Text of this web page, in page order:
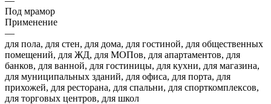
Под мрамор
Применение
—
для пола, для стен, для дома, для гостиной, для общественных
помещений, для ЖД, для МОПов, для апартаментов, для
банков, для ванной, для гостиницы, для кухни, для магазина,
для муниципальных зданий, для офиса, для порта, для
прихожей, для ресторана, для спальни, для спорткомплексов,
для торговых центров, для школ